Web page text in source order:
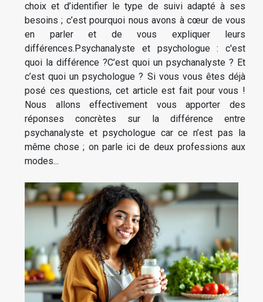
choix et d’identifier le type de suivi adapté à ses
besoins ; c’est pourquoi nous avons à cœur de vous
en parler et de vous expliquer leurs
différences.Psychanalyste et psychologue : c'est
quoi la différence ?C’est quoi un psychanalyste ? Et
c’est quoi un psychologue ? Si vous vous êtes déjà
posé ces questions, cet article est fait pour vous !
Nous allons effectivement vous apporter des
réponses concrètes sur la différence entre
psychanalyste et psychologue car ce n’est pas la
même chose ; on parle ici de deux professions aux
modes...